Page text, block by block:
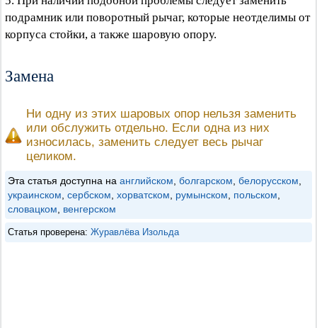
подрамник или поворотный рычаг, которые неотделимы от
корпуса стойки, а также шаровую опору.
Замена
Ни одну из этих шаровых опор нельзя заменить
или обслужить отдельно. Если одна из них
износилась, заменить следует весь рычаг
целиком.
Эта статья доступна на английском болгарском белорусском
украинском сербском хорватском румынском польском
словацком
венгерском
Статья проверена: Журавлёва Изольда